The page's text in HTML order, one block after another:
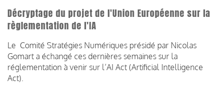
Décryptage du projet de l'Union Européenne sur la
règlementation de l'IA
Le Comité Stratégies Numériques présidé par Nicolas
Gomart a échangé ces dernières semaines sur la
réglementation à venir sur l’AI Act (Artificial Intelligence
Act).